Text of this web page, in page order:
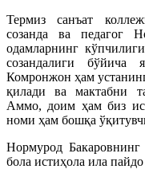
Термиз санъат
созанда ва педагог
одамларнинг
созандалиги бўйича
Комронжон ҳам
қилади ва мактабни
Аммо, доим ҳам биз
номи ҳам бошқа
Нормурод Бакаровнинг
бола истиҳола ила